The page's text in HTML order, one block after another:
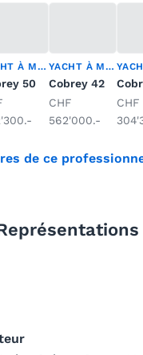
YACHT À MOTEUR
50
YACHT À MOTEUR
Cobrey 42
CHF
562'000.-
CHF
de ce